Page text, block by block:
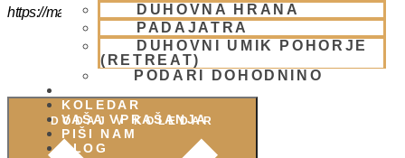
DUHOVNA HRANA
PADAJATRA
DUHOVNI UMIK POHORJE
(RETREAT)
PODARI DOHODNINO
KOLEDAR
VAŠA VPRAŠANJA
PIŠI NAM
BLOG
https://mahatmadas.com